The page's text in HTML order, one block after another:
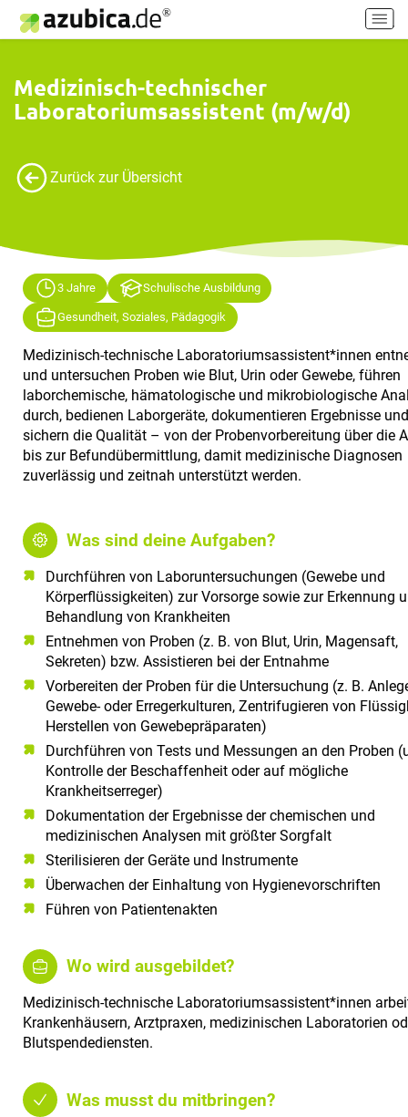
H
a
n
-
s
c
h
a
l
t
Medizinisch-technischer
Laboratoriumsassistent (m/w/d)
Zurück zur Übersicht
3 Jahre Schulische Ausbildung
Gesundheit, Soziales, Pädagogik
Medizinisch-technische Laboratoriumsassistent*innen
und untersuchen Proben wie Blut, Urin oder Gewebe, führen
laborchemische, hämatologische und mikrobiologische
durch, bedienen Laborgeräte, dokumentieren Ergebnisse und
sichern die Qualität – von der Probenvorbereitung über die
bis zur Befundübermittlung, damit medizinische Diagnosen
zuverlässig und zeitnah unterstützt werden.
Was sind deine Aufgaben?
Durchführen von Laboruntersuchungen (Gewebe und
Körperflüssigkeiten) zur Vorsorge sowie zur Erkennung
Behandlung von Krankheiten
Entnehmen von Proben (z. B. von Blut, Urin, Magensaft,
Sekreten) bzw. Assistieren bei der Entnahme
Vorbereiten der Proben für die Untersuchung (z. B.
Gewebe- oder Erregerkulturen, Zentrifugieren von
Herstellen von Gewebepräparaten)
Durchführen von Tests und Messungen an den Proben
Kontrolle der Beschaffenheit oder auf mögliche
Krankheitserreger)
Dokumentation der Ergebnisse der chemischen und
medizinischen Analysen mit größter Sorgfalt
Sterilisieren der Geräte und Instrumente
Überwachen der Einhaltung von Hygienevorschriften
Führen von Patientenakten
Wo wird ausgebildet?
Medizinisch-technische Laboratoriumsassistent*innen
Krankenhäusern, Arztpraxen, medizinischen Laboratorien
Blutspendediensten.
Was musst du mitbringen?